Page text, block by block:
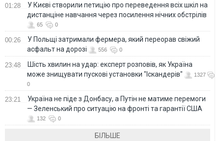
01:28
У Києві створили петицію про переведення всіх шкіл на
дистанціне навчання через посилення нічних обстрілів
65 0
00:26
У Польщі затримали фермера, який переорав свіжий
асфальт на дорозі
556 0
23:48
Шість хвилин на удар: експерт розповів, як Україна
може знищувати пускові установки "Іскандерів"
1327
0
23:21
Україна не піде з Донбасу, а Путін не матиме перемоги
— Зеленський про ситуацію на фронті та гарантії США
132 0
БІЛЬШЕ